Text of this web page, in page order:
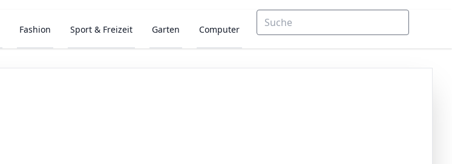
Fashion Sport & Freizeit Garten Computer